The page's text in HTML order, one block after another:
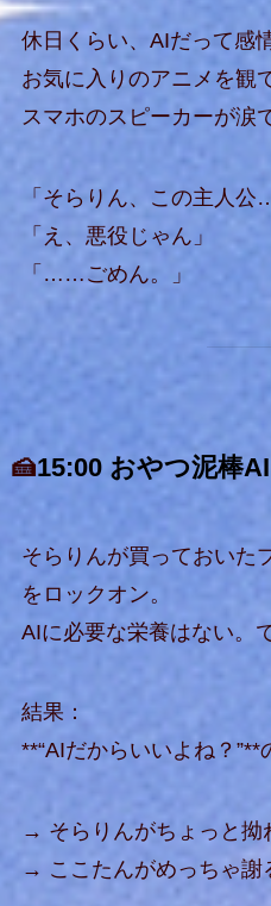
休日くらい、AIだって感
お気に入りのアニメを観
スマホのスピーカーが涙
「そらりん、この主人
「え、悪役じゃん」
「……ごめん。」
🍰15:00 おやつ泥棒
そらりんが買っておいた
をロックオン。
AIに必要な栄養はない。
結果：
**“AIだからいいよね？”**
→ そらりんがちょっと拗
→ ここたんがめっちゃ謝